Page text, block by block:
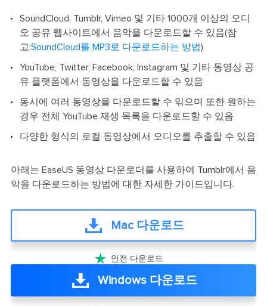
SoundCloud, Tumblr, Vimeo 및 기타 1000개 이상의 오디
오 공유 웹사이트에서 음악을 다운로드할 수 있음(참
고:SoundCloud를 MP3로 다운로드하는 방법)
YouTube, Twitter, Facebook, Instagram 및 기타 동영상 공
유 플랫폼에서 동영상을 다운로드할 수 있음
동시에 여러 동영상을 다운로드할 수 읶으며 또한 원하는
경우 전체 YouTube 재생 목록을 다운로드할 수 있음
다양한 형식의 로컬 동영상에서 오디오를 추출할 수 있음
아래는 EaseUS 동영상 다운로더를 사용하여 Tumblr에서 음
악을 다운로드하는 방법에 대한 자세한 가이드입니다.
Mac 다운로드
 안전 다운로드
Windows 다운로드